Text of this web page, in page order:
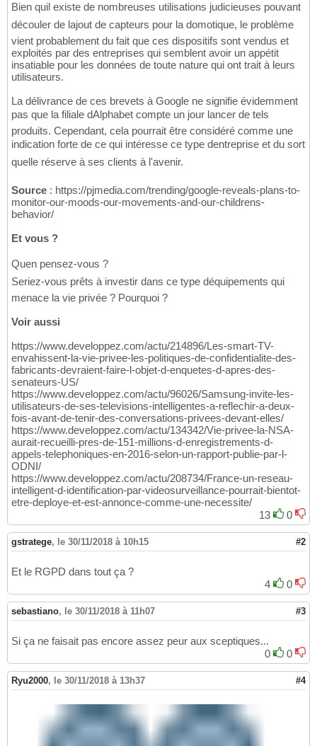
Bien quil existe de nombreuses utilisations judicieuses pouvant
découler de lajout de capteurs pour la domotique, le problème
vient probablement du fait que ces dispositifs sont vendus et
exploités par des entreprises qui semblent avoir un appétit
insatiable pour les données de toute nature qui ont trait à leurs
utilisateurs.
La délivrance de ces brevets à Google ne signifie évidemment
pas que la filiale dAlphabet compte un jour lancer de tels
produits. Cependant, cela pourrait être considéré comme une
indication forte de ce qui intéresse ce type dentreprise et du sort
quelle réserve à ses clients à l'avenir.
Source : https://pjmedia.com/trending/google-reveals-plans-to-
monitor-our-moods-our-movements-and-our-childrens-
behavior/
Et vous ?
Quen pensez-vous ?
Seriez-vous prêts à investir dans ce type déquipements qui
menace la vie privée ? Pourquoi ?
Voir aussi
https://www.developpez.com/actu/214896/Les-smart-TV-
envahissent-la-vie-privee-les-politiques-de-confidentialite-des-
fabricants-devraient-faire-l-objet-d-enquetes-d-apres-des-
senateurs-US/
https://www.developpez.com/actu/96026/Samsung-invite-les-
utilisateurs-de-ses-televisions-intelligentes-a-reflechir-a-deux-
fois-avant-de-tenir-des-conversations-privees-devant-elles/
https://www.developpez.com/actu/134342/Vie-privee-la-NSA-
aurait-recueilli-pres-de-151-millions-d-enregistrements-d-
appels-telephoniques-en-2016-selon-un-rapport-publie-par-l-
ODNI/
https://www.developpez.com/actu/208734/France-un-reseau-
intelligent-d-identification-par-videosurveillance-pourrait-bientot-
etre-deploye-et-est-annonce-comme-une-necessite/
13
0
gstratege, le 30/11/2018 à 10h15 #2
Et le RGPD dans tout ça ?
4
0
sebastiano, le 30/11/2018 à 11h07 #3
Si ça ne faisait pas encore assez peur aux sceptiques...
0
0
Ryu2000, le 30/11/2018 à 13h37 #4